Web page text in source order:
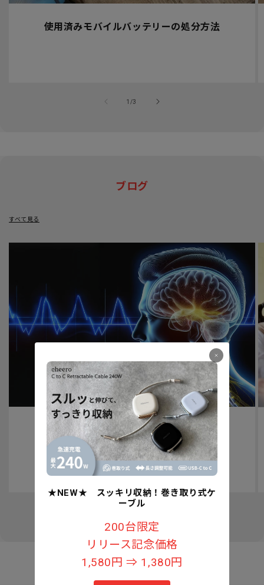
使用済みモバイルバッテリーの処分方法
1 /
の3
ブログ
すべて見る
認知症予防への取り組みについて
★NEW★ スッキリ収納！巻き取り式ケ
ーブル
200台限定
リリース記念価格
1,580円 ⇒ 1,380円